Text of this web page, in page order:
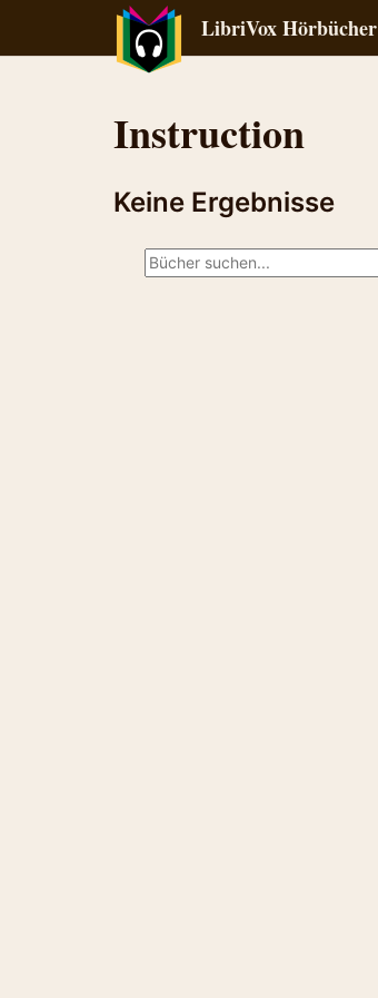
LibriVox Hörbücher
Instruction
Keine Ergebnisse